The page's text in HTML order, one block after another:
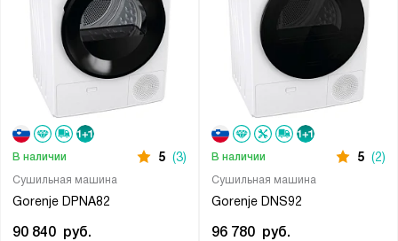
Сушильная машина
Gorenje DPNA82
В наличии 5 (3)
90 840 руб.
Сушильная машина
Gorenje DNS92
В наличии 5 (2)
96 780 руб.